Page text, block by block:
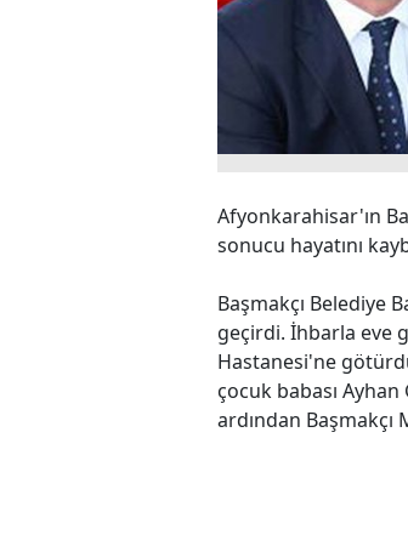
Afyonkarahisar'ın
sonucu hayatını
Başmakçı Belediye
geçirdi. İhbarla eve
Hastanesi'ne
çocuk babası
ardından